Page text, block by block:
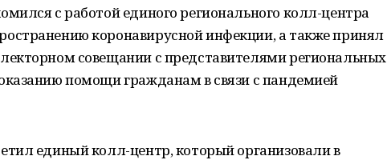
с работой единого регионального колл-центра
коронавирусной инфекции, а также принял
совещании с представителями региональных
помощи гражданам в связи с пандемией
единый колл-центр, который организовали в